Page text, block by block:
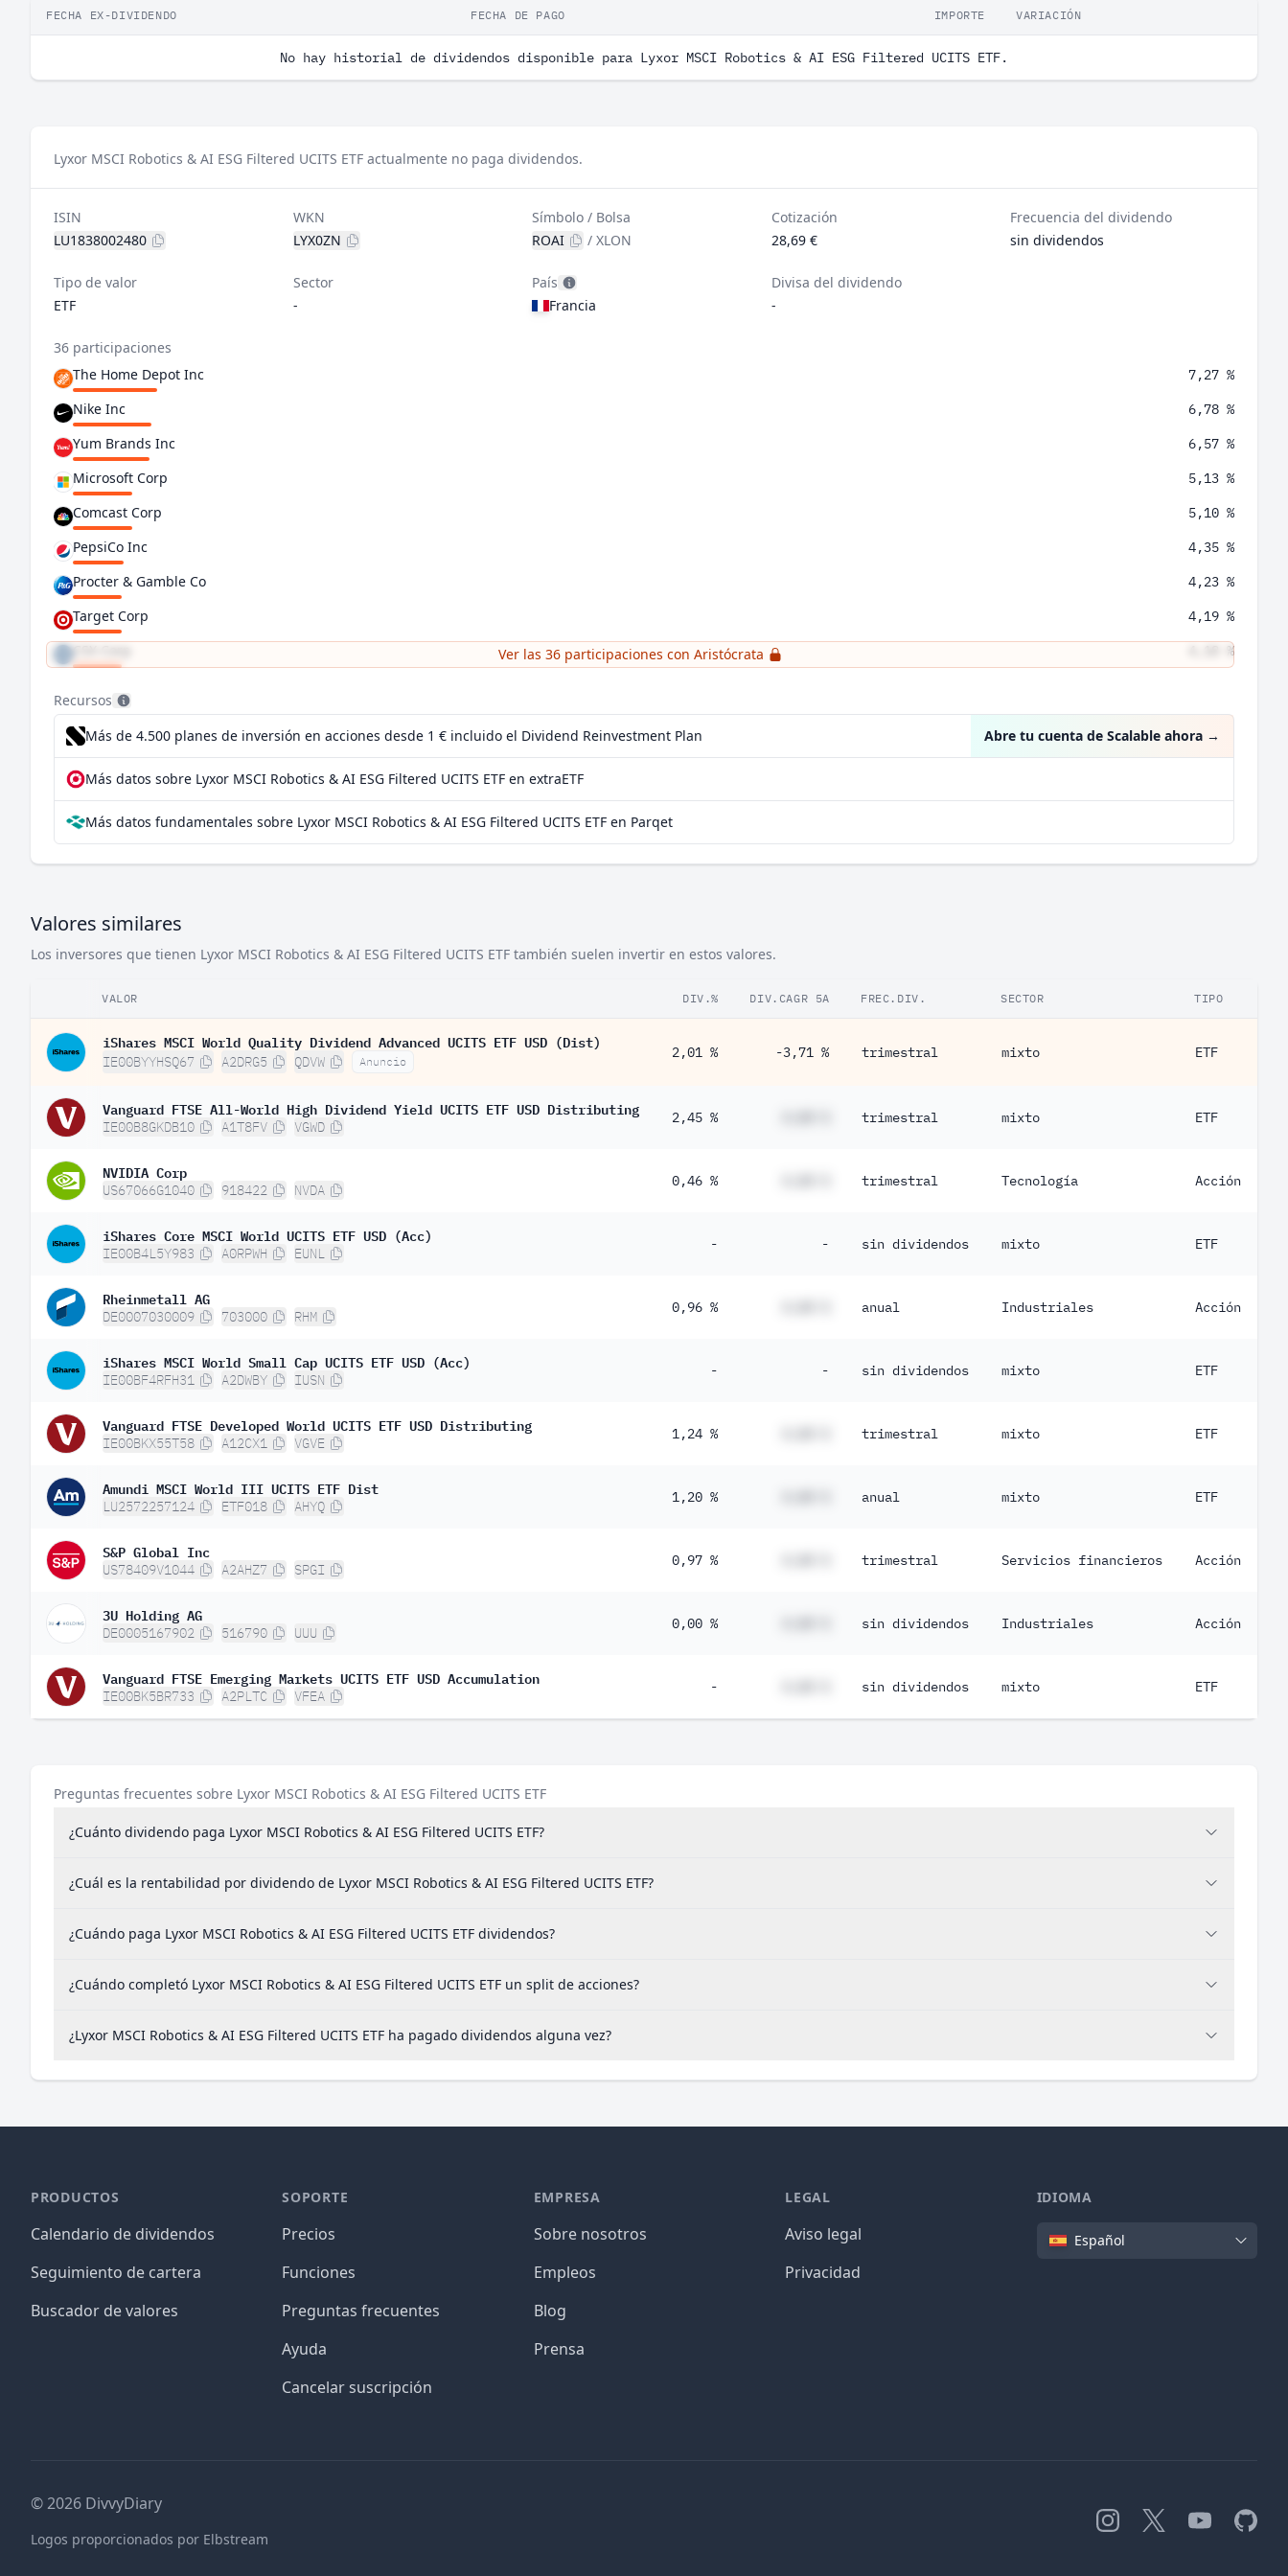
FECHA EX-DIVIDENDO FECHA DE PAGO IMPORTE VARIACIÓN
No hay historial de dividendos disponible para Lyxor MSCI Robotics & AI ESG Filtered UCITS ETF.
Lyxor MSCI Robotics & AI ESG Filtered UCITS ETF actualmente no paga dividendos.
ISIN
LU1838002480
WKN
LYX0ZN
Símbolo / Bolsa
ROAI
/XLON
Cotización
28,69 €
Frecuencia del dividendo
sin dividendos
Tipo de valor
ETF
Sector
-
País
Francia
Divisa del dividendo
-
36 participaciones
The Home Depot Inc
7,27 %
Nike Inc 6,78 %
Yum Brands Inc 6,57 %
Microsoft Corp 5,13 %
Comcast Corp 5,10 %
PepsiCo Inc 4,35 %
Procter & Gamble Co 4,23 %
Target Corp 4,19 %
CSX Corp 4,18 %
Ver las 36 participaciones con Aristócrata
Recursos
Más de 4.500 planes de inversión en acciones desde 1 € incluido el Dividend Reinvestment Plan Abre tu cuenta de Scalable ahora →
Más datos sobre Lyxor MSCI Robotics & AI ESG Filtered UCITS ETF en extraETF
Más datos fundamentales sobre Lyxor MSCI Robotics & AI ESG Filtered UCITS ETF en Parqet
Valores similares
Los inversores que tienen Lyxor MSCI Robotics & AI ESG Filtered UCITS ETF también suelen invertir en estos valores.
VALOR DIV.% DIV.CAGR 5A FREC.DIV. SECTOR TIPO
iShares MSCI World Quality Dividend Advanced UCITS ETF USD (Dist)
IE00BYYHSQ67 A2DRG5 QDVW Anuncio
2,01 % -3,71 % trimestral mixto ETF
Vanguard FTSE All-World High Dividend Yield UCITS ETF USD Distributing
IE00B8GKDB10 A1T8FV VGWD
2,45 % trimestral mixto ETF
NVIDIA Corp
US67066G1040 918422 NVDA
0,46 % trimestral Tecnología Acción
iShares Core MSCI World UCITS ETF USD (Acc)
IE00B4L5Y983 A0RPWH EUNL
- - sin dividendos mixto ETF
Rheinmetall AG
DE0007030009 703000 RHM
0,96 % anual Industriales Acción
iShares MSCI World Small Cap UCITS ETF USD (Acc)
IE00BF4RFH31 A2DWBY IUSN
- - sin dividendos mixto ETF
Vanguard FTSE Developed World UCITS ETF USD Distributing
IE00BKX55T58 A12CX1 VGVE
1,24 % trimestral mixto ETF
Amundi MSCI World III UCITS ETF Dist
LU2572257124 ETF018 AHYQ
1,20 % anual mixto ETF
S&P Global Inc
US78409V1044 A2AHZ7 SPGI
0,97 % trimestral Servicios financieros Acción
3U Holding AG
DE0005167902 516790 UUU
0,00 % sin dividendos Industriales Acción
Vanguard FTSE Emerging Markets UCITS ETF USD Accumulation
IE00BK5BR733 A2PLTC VFEA
- sin dividendos mixto ETF
Preguntas frecuentes sobre Lyxor MSCI Robotics & AI ESG Filtered UCITS ETF
¿Cuánto dividendo paga Lyxor MSCI Robotics & AI ESG Filtered UCITS ETF?
¿Cuál es la rentabilidad por dividendo de Lyxor MSCI Robotics & AI ESG Filtered UCITS ETF?
¿Cuándo paga Lyxor MSCI Robotics & AI ESG Filtered UCITS ETF dividendos?
¿Cuándo completó Lyxor MSCI Robotics & AI ESG Filtered UCITS ETF un split de acciones?
¿Lyxor MSCI Robotics & AI ESG Filtered UCITS ETF ha pagado dividendos alguna vez?
PRODUCTOS
Calendario de dividendos
Seguimiento de cartera
Buscador de valores
SOPORTE
Precios
Funciones
Preguntas frecuentes
Ayuda
Cancelar suscripción
EMPRESA
Sobre nosotros
Empleos
Blog
Prensa
LEGAL
Aviso legal
Privacidad
IDIOMA
IdiomaEspañol
Instagram
X YouTubeGitHub
©2026 DivvyDiary
Logos proporcionados por Elbstream